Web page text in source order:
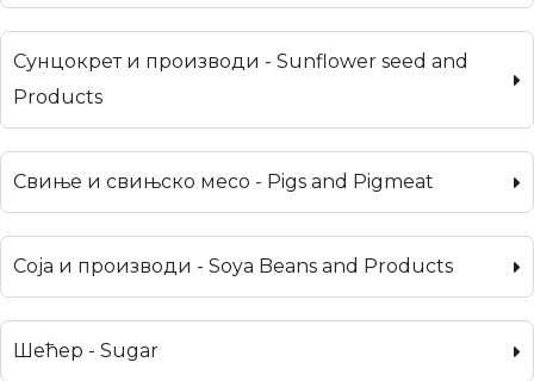
Сунцокрет и производи - Sunflower seed and
Products
Свиње и свињско месо - Pigs and Pigmeat
Соја и производи - Soya Beans and Products
Шећер - Sugar